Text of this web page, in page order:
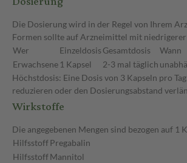
Die Dosierung wird in der Regel von Ihrem
Formen sollte auf Arzneimittel mit
Wer
Einzeldosis Gesamtdosis
Wann
Erwachsene 1 Kapsel 2-3 mal täglich
Höchstdosis: Eine Dosis von 3 Kapseln pro
reduzieren oder den Dosierungsabstand
Wirkstoffe
Die angegebenen Mengen sind bezogen auf 1
HilfsstoffPregabalin
HilfsstoffMannitol